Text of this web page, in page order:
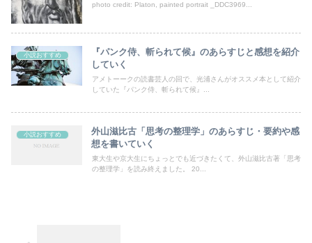
photo credit: Platon, painted portrait _DDC3969...
小説おすすめ
『パンク侍、斬られて候』のあらすじと感想を紹介
していく
アメトーークの読書芸人の回で、光浦さんがオススメ本として紹介
していた『パンク侍、斬られて候』...
小説おすすめ
外山滋比古「思考の整理学」のあらすじ・要約や感
想を書いていく
東大生や京大生にちょっとでも近づきたくて、外山滋比古著「思考
の整理学」を読み終えました。 20...